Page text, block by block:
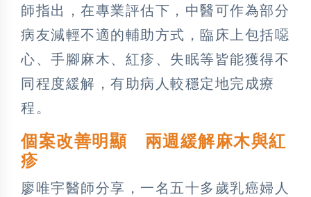
師指出，在專業評估下，中醫可作為部分
病友減輕不適的輔助方式，臨床上包括噁
心、手腳麻木、紅疹、失眠等皆能獲得不
同程度緩解，有助病人較穩定地完成療
程。
個案改善明顯 兩週緩解麻木與紅
疹
廖唯宇醫師分享，一名五十多歲乳癌婦人